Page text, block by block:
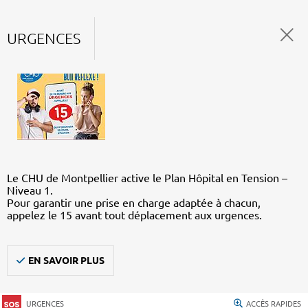
URGENCES
Le CHU de Montpellier active le Plan Hôpital en Tension –
Niveau 1.
Pour garantir une prise en charge adaptée à chacun,
appelez le 15 avant tout déplacement aux urgences.
EN SAVOIR PLUS
URGENCES ACCÈS RAPIDES